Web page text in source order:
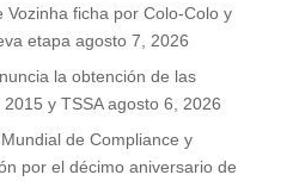
Vozinha ficha por Colo-Colo y
etapa agosto 7, 2026
la obtención de las
y TSSA agosto 6, 2026
de Compliance y
por el décimo aniversario de